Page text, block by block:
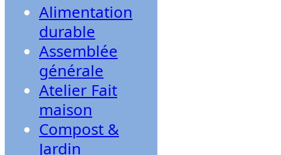
Alimentation
durable
Assemblée
générale
Atelier Fait
maison
Compost &
Jardin